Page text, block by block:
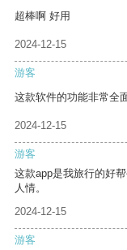
超棒啊 好用
2024-12-15
游客
这款软件的功能非常全
2024-12-15
游客
这款app是我旅行的好
人情。
2024-12-15
游客